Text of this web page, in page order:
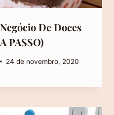
De Doces
PASSO)
24 de novembro, 2020